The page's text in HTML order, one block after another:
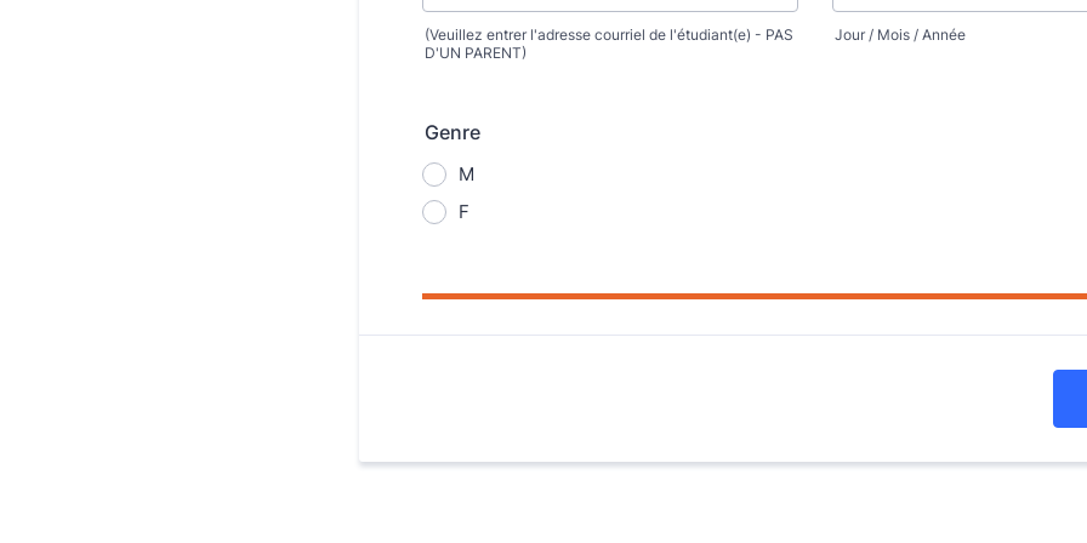
(Veuillez entrer l'adresse courriel de l'étudiant(e) - PAS
D'UN PARENT)
Jour / Mois / Année
Genre
M
F